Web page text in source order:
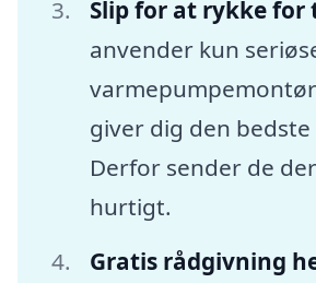
Slip for at rykke for
anvender kun
giver dig den bedste
Derfor sender de
hurtigt.
Gratis rådgivning